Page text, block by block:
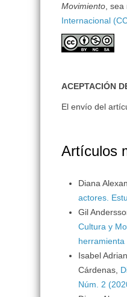
Movimiento ,
Internacional
ACEPTACIÓN
El envío del
Artículos
Diana
actores.
Gil
Cultura y
Isabel
Cárdenas,
Núm. 2